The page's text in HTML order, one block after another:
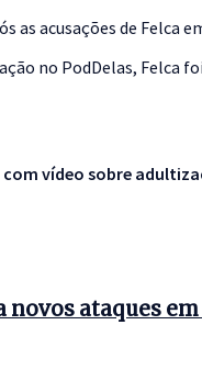
as acusações de Felca
no PodDelas, Felca
vídeo sobre
ataques